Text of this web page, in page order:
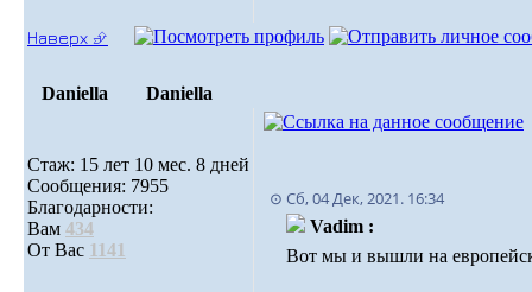
Наверх ⮵
Daniella Daniella
Стаж: 15 лет 10 мес. 8 дней
Сообщения: 7955
Благодарности:
Вам 434
От Вас 1141
⊙ Сб, 04 Дек, 2021. 16:34
Vadim :
Вот мы и вышли на